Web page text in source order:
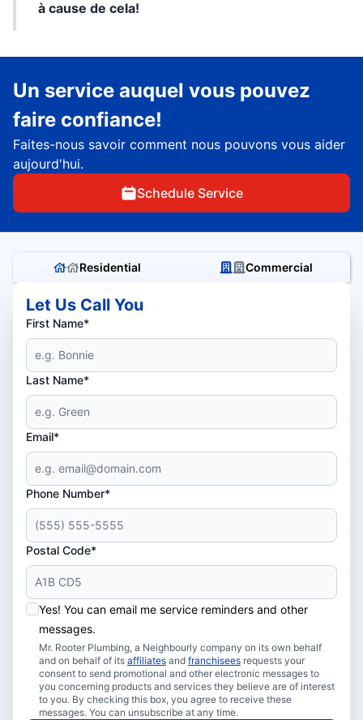
à cause de cela!
Un service auquel vous pouvez
faire confiance!
Faites-nous savoir comment nous pouvons vous aider
aujourd'hui.
Schedule Service
Residential Commercial
Let Us Call You
First Name*
Last Name*
Email*
Phone Number*
Postal Code*
Yes! You can email me service reminders and other
messages.
Mr. Rooter Plumbing, a Neighbourly company on its own behalf
and on behalf of its affiliates and franchisees requests your
consent to send promotional and other electronic messages to
you concerning products and services they believe are of interest
to you. By checking this box, you agree to receive these
messages. You can unsubscribe at any time.